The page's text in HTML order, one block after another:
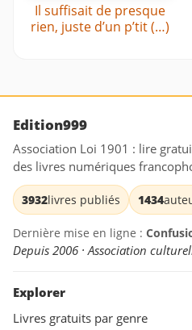
Il suffisait de presque
rien, juste d’un p’tit (…)
Edition999
Association Loi 1901 : lire
des livres numériques
3932livres publiés 1434
Dernière mise en ligne :
Depuis 2006 · Association
Explorer
Livres gratuits par genre